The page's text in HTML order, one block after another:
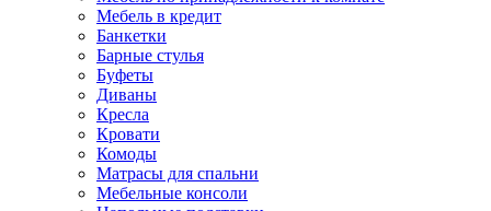
Мебель в кредит
Банкетки
Барные стулья
Буфеты
Диваны
Кресла
Кровати
Комоды
Матрасы для спальни
Мебельные консоли